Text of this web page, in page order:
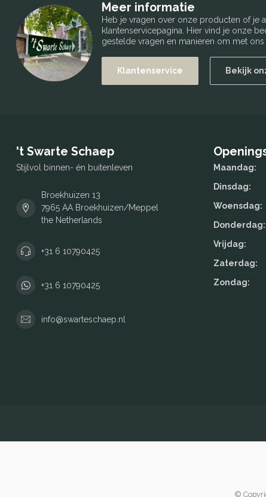
Meer informatie
Heb je vragen over onze producten of je
klantenservicepagina. Hier vind je onze
gestelde vragen en manieren om met
Klantenservice Bekijk
't Swarte Schaep
Stijlvol binnen- én buitenleven
Broekhuizen 13
7965 AA Broekhuizen/Meppel
the Netherlands
+31 6 10790425
+31 6 10790425
info@swarteschaep.nl
Maandag:
Dinsdag:
Woensdag:
Donderdag:
Vrijdag:
Zaterdag:
Zondag:
©